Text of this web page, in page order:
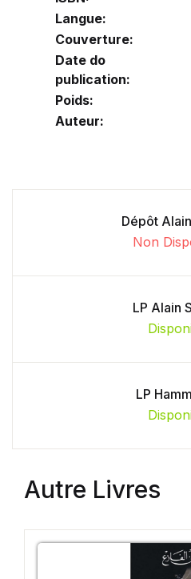
Langue:
Couverture:
Date do
publication:
Poids:
Auteur:
Dépôt
Non
LP Alain
LP
Autre Livres